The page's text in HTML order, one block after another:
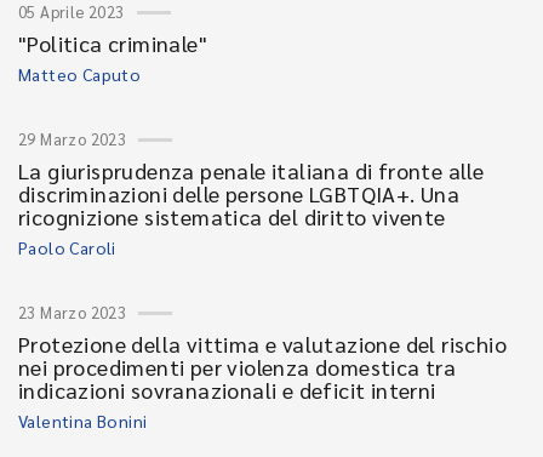
05 Aprile 2023
"Politica criminale"
Matteo Caputo
29 Marzo 2023
La giurisprudenza penale italiana di fronte alle
discriminazioni delle persone LGBTQIA+. Una
ricognizione sistematica del diritto vivente
Paolo Caroli
23 Marzo 2023
Protezione della vittima e valutazione del rischio
nei procedimenti per violenza domestica tra
indicazioni sovranazionali e deficit interni
Valentina Bonini